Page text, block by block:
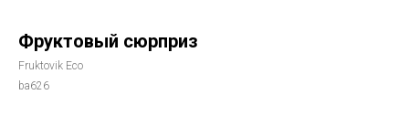
Фруктовый сюрприз
Fruktovik Eco
ba626